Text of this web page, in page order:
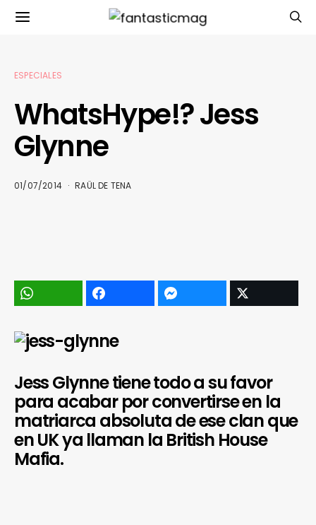
ESPECIALES
WhatsHype!? Jess
Glynne
01/07/2014 RAÜL DE TENA
Jess Glynne tiene todo a su favor
para acabar por convertirse en la
matriarca absoluta de ese clan que
en UK ya llaman la British House
Mafia.